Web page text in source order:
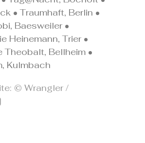
• Traumhaft, Berlin •
Baesweiler •
Heinemann, Trier •
Theobalt, Bellheim •
Kulmbach
© Wrangler /